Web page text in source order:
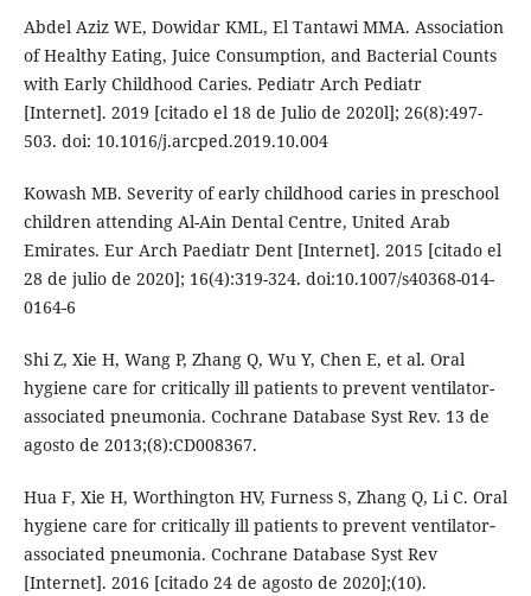
Abdel Aziz WE, Dowidar KML, El Tantawi MMA. Association
of Healthy Eating, Juice Consumption, and Bacterial Counts
with Early Childhood Caries. Pediatr Arch Pediatr
[Internet]. 2019 [citado el 18 de Julio de 2020l]; 26(8):497-
503. doi: 10.1016/j.arcped.2019.10.004
Kowash MB. Severity of early childhood caries in preschool
children attending Al-Ain Dental Centre, United Arab
Emirates. Eur Arch Paediatr Dent [Internet]. 2015 [citado el
28 de julio de 2020]; 16(4):319-324. doi:10.1007/s40368-014-
0164-6
Shi Z, Xie H, Wang P, Zhang Q, Wu Y, Chen E, et al. Oral
hygiene care for critically ill patients to prevent ventilator-
associated pneumonia. Cochrane Database Syst Rev. 13 de
agosto de 2013;(8):CD008367.
Hua F, Xie H, Worthington HV, Furness S, Zhang Q, Li C. Oral
hygiene care for critically ill patients to prevent ventilator‐
associated pneumonia. Cochrane Database Syst Rev
[Internet]. 2016 [citado 24 de agosto de 2020];(10).